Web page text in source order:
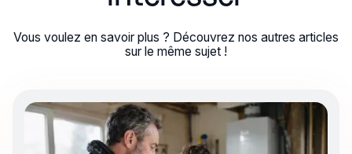
Vous voulez en savoir plus ? Découvrez nos autres articles
sur le même sujet !